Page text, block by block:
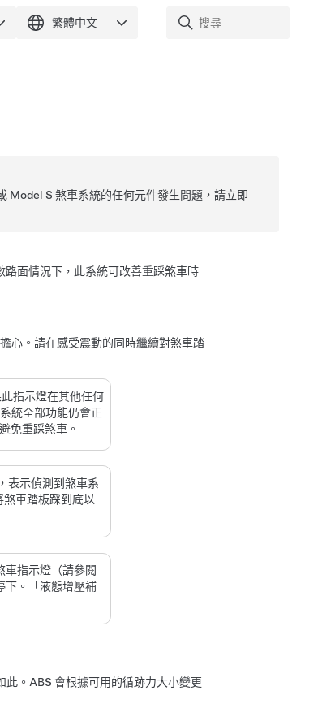
Model S 煞車系統的任何元件發生問題，請立即
面情況下，此系統可改善重踩煞車時
心。請在感受震動的同時繼續對煞車踏
指示燈在其他任何
統全部功能仍會正
免重踩煞車。
表示偵測到煞車系
車踏板踩到底以
車指示燈（請參閱
下。「液態增壓補
。ABS 會根據可用的循跡力大小變更